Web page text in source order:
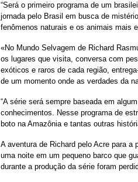
“Será o primeiro programa de um
jornada pelo Brasil em busca de
fenômenos naturais e os animais mais
«No Mundo Selvagem de Richard
os lugares que visita, conversa com
exóticos e raros de cada região,
de um momento onde as verdades da
“A série será sempre baseada em
conhecimentos. Nesse programa de
boto na Amazônia e tantas outras
A aventura de Richard pelo Acre para a
uma noite em um pequeno barco que
durante a produção da série foram